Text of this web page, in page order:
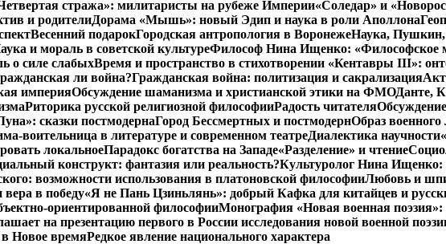
стража»: милитаристы на рубеже Империи«Соледар» и
и родителиДорама «Мышь»: новый Эдип и наука в роли Аполлона
Весенний подарокГородская антропология в ВоронежеНаука,
и мораль в советской культуреФилософ Нина Ищенко: «Философское
о силе слабыхВремя и пространство в стихотворении «Кентавры III»:
ли война?Гражданская война: политизация и сакрализация
империяОбсуждение шаманизма и христианской этики на ФМОДанте,
Риторика русской религиозной философииРадость читателя
сказки постмодернаГород Бессмертных и постмодернОбраз
воительница в литературе и современном театреДиалектика научности
локальноеПарадокс богатства на Западе«Разделение» и чтение
конструкт: фантазия или реальность?Культуролог Нина Ищенко:
возможности использования в платоновской философииЛюбовь и
в победу«Я не Пань Цзиньлянь»: добрый Кафка для китайцев и
ориентированной философииМонография «Новая военная поэзия»:
на презентацию первого в России исследования новой военной
Новое времяРедкое явление национального характера